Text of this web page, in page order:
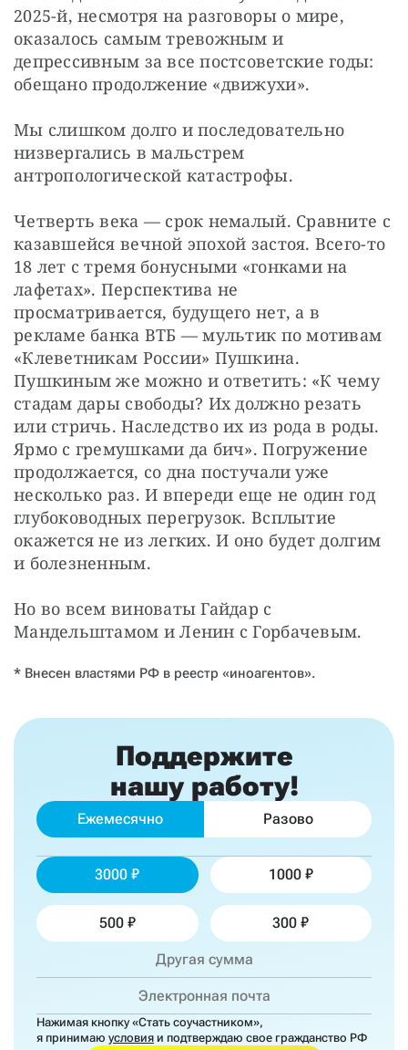
2025-й, несмотря на разговоры о мире,
оказалось самым тревожным и
депрессивным за все постсоветские годы:
обещано продолжение «движухи».
Мы слишком долго и последовательно
низвергались в мальстрем
антропологической катастрофы.
Четверть века — срок немалый. Сравните с
казавшейся вечной эпохой застоя. Всего-то
18 лет с тремя бонусными «гонками на
лафетах». Перспектива не
просматривается, будущего нет, а в
рекламе банка ВТБ — мультик по мотивам
«Клеветникам России» Пушкина.
Пушкиным же можно и ответить: «К чему
стадам дары свободы? Их должно резать
или стричь. Наследство их из рода в роды.
Ярмо с гремушками да бич». Погружение
продолжается, со дна постучали уже
несколько раз. И впереди еще не один год
глубоководных перегрузок. Всплытие
окажется не из легких. И оно будет долгим
и болезненным.
Но во всем виноваты Гайдар с
Мандельштамом и Ленин с Горбачевым.
* Внесен властями РФ в реестр «иноагентов».
Поддержите
нашу работу!
Ежемесячно Разово
3000 1000
500 300
Нажимая кнопку «Стать соучастником»,
я принимаю условия и подтверждаю свое гражданство РФ